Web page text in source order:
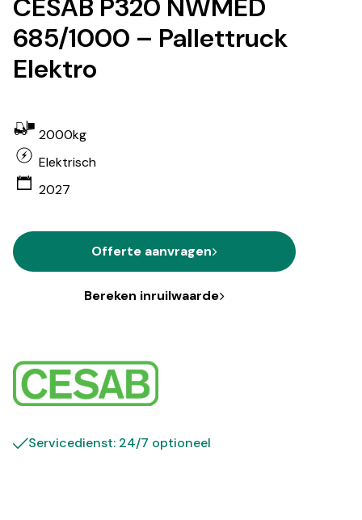
CESAB P320 NWMED
685/1000 – Pallettruck
Elektro
2000kg
Elektrisch
2027
Offerte aanvragen
Bereken inruilwaarde
Servicedienst: 24/7 optioneel